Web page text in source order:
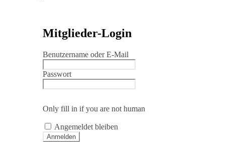
Mitglieder-Login
Benutzername oder E-Mail
Passwort
Only fill in if you are not human
Angemeldet bleiben